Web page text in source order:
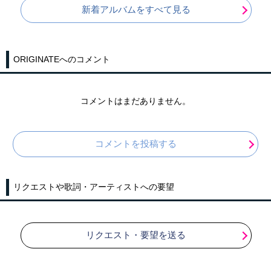
新着アルバムをすべて見る
ORIGINATEへのコメント
コメントはまだありません。
コメントを投稿する
リクエストや歌詞・アーティストへの要望
リクエスト・要望を送る